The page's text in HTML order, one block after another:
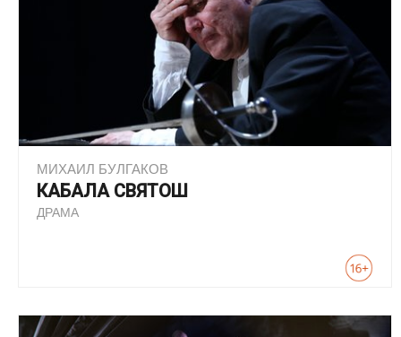
МИХАИЛ БУЛГАКОВ
КАБАЛА СВЯТОШ
ДРАМА